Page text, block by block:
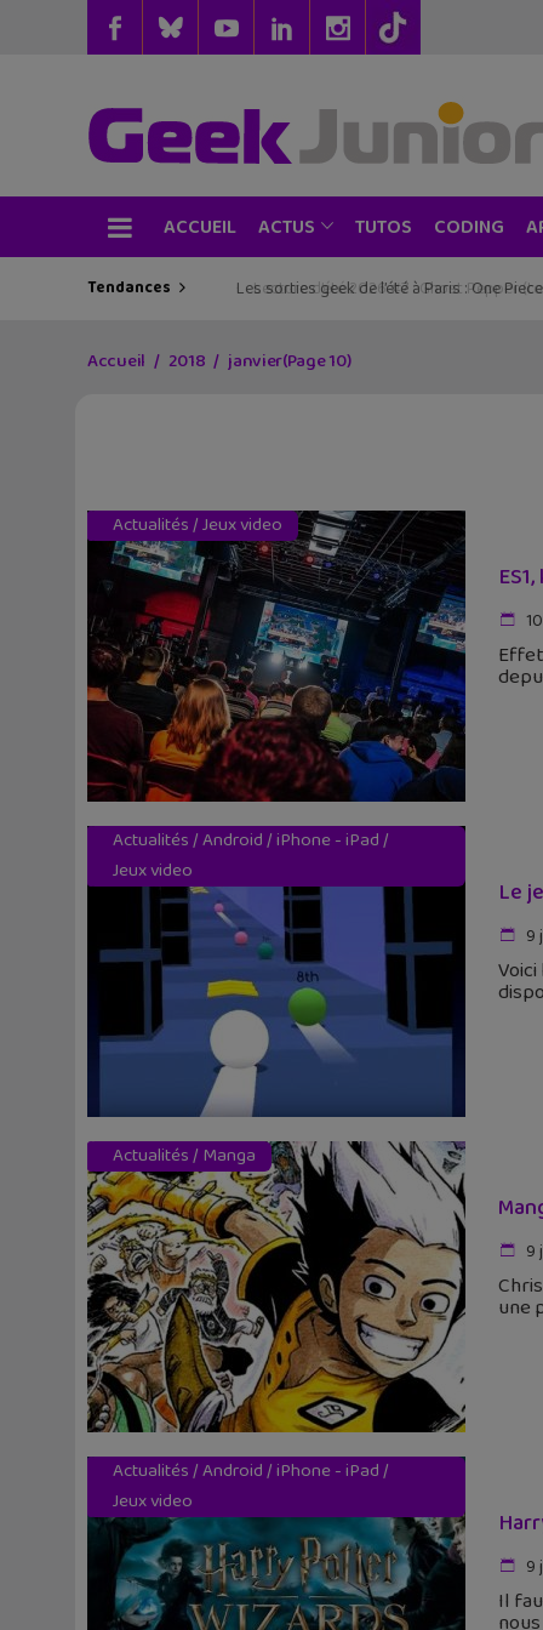
ACCUEIL ACTUS TUTOS CODING
Tendances Les sorties geek de l’été à Paris : One
Accueil 2018 janvier(Page 10)
Actualités/Jeux video
Actualités/Android/iPhone - iPad/
Jeux video
Le
9
Actualités/ Manga
9
une
Actualités/Android/iPhone - iPad/
Jeux video
9
Il